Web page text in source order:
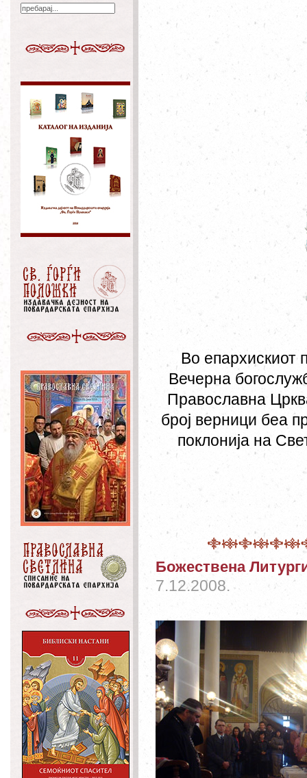
Во епархискиот
Вечерна
Православна
број верници беа
поклонија на
Божествена
7.12.2008.